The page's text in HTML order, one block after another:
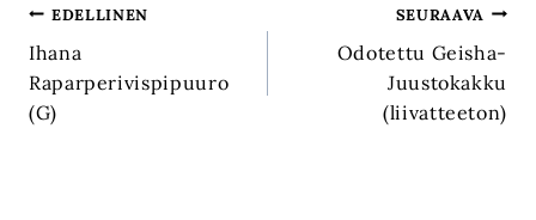
Artikkelien
selaus
EDELLINEN
Ihana
Raparperivispipuuro
(G)
SEURAAVA
Odotettu Geisha-
Juustokakku
(liivatteeton)